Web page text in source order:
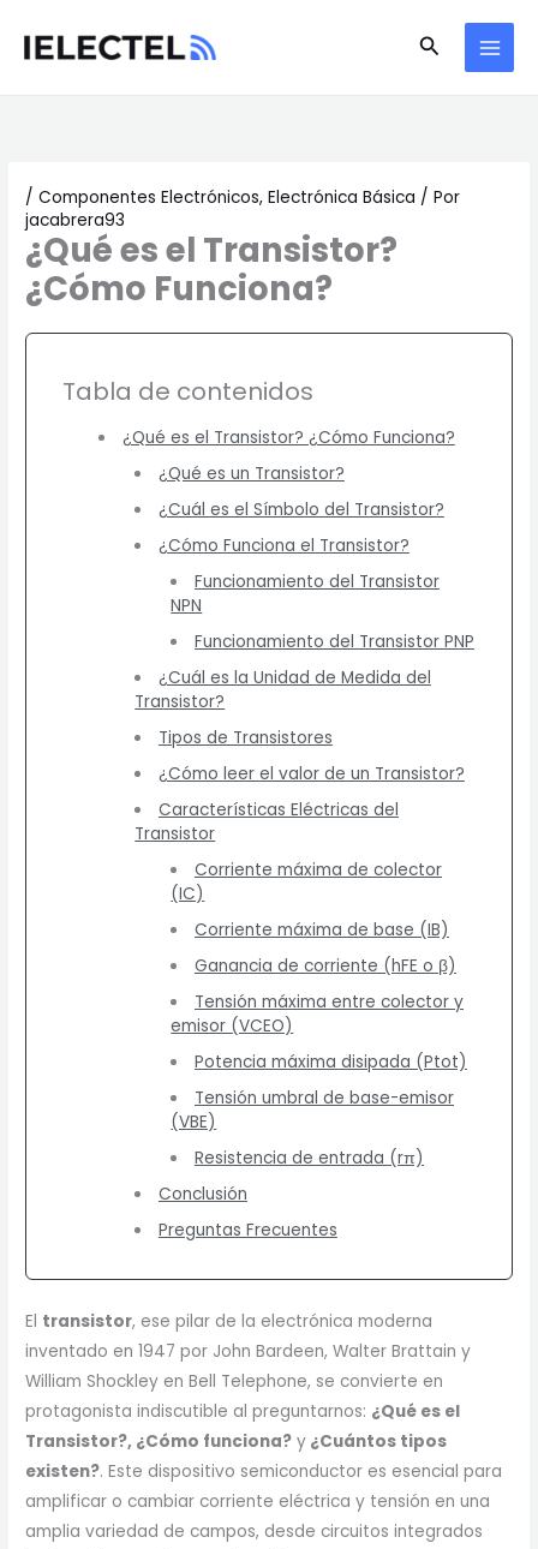
Buscar
/Componentes Electrónicos,Electrónica Básica / Por
jacabrera93
¿Qué es el Transistor?
¿Cómo Funciona?
Tabla de contenidos
¿Qué es el Transistor? ¿Cómo Funciona?
¿Qué es un Transistor?
¿Cuál es el Símbolo del Transistor?
¿Cómo Funciona el Transistor?
Funcionamiento del Transistor
NPN
Funcionamiento del Transistor PNP
¿Cuál es la Unidad de Medida del
Transistor?
Tipos de Transistores
¿Cómo leer el valor de un Transistor?
Características Eléctricas del
Transistor
Corriente máxima de colector
(IC)
Corriente máxima de base (IB)
Ganancia de corriente (hFE o β)
Tensión máxima entre colector y
emisor (VCEO)
Potencia máxima disipada (Ptot)
Tensión umbral de base-emisor
(VBE)
Resistencia de entrada (rπ)
Conclusión
Preguntas Frecuentes
El transistor, ese pilar de la electrónica moderna
inventado en 1947 por John Bardeen, Walter Brattain y
William Shockley en Bell Telephone, se convierte en
protagonista indiscutible al preguntarnos: ¿Qué es el
Transistor?, ¿Cómo funciona? y ¿Cuántos tipos
existen?. Este dispositivo semiconductor es esencial para
amplificar o cambiar corriente eléctrica y tensión en una
amplia variedad de campos, desde circuitos integrados